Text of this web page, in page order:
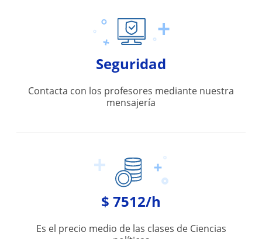
Seguridad
Contacta con los profesores mediante nuestra
mensajería
$ 7512/h
Es el precio medio de las clases de Ciencias